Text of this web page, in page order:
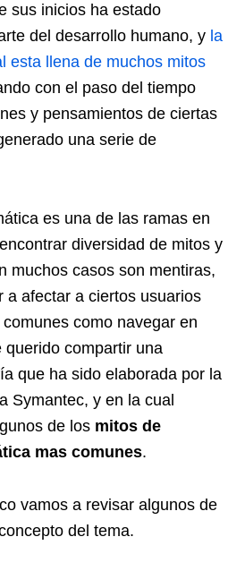
sus inicios ha estado
del desarrollo humano, y la
esta llena de muchos mitos
con el paso del tiempo
y pensamientos de ciertas
una serie de
es una de las ramas en
diversidad de mitos y
muchos casos son mentiras,
a afectar a ciertos usuarios
como navegar en
querido compartir una
que ha sido elaborada por la
Symantec, y en la cual
de los mitos de
mas comunes.
vamos a revisar algunos de
del tema.